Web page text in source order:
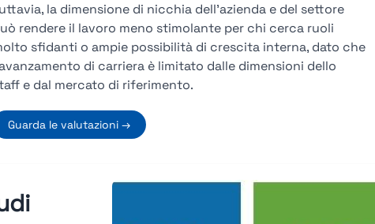
la dimensione di nicchia dell’azienda e del settore
rendere il lavoro meno stimolante per chi cerca ruoli
sfidanti o ampie possibilità di crescita interna, dato che
di carriera è limitato dalle dimensioni dello
e dal mercato di riferimento.
Guarda le valutazioni →